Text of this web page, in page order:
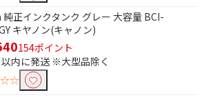
正インクタンク グレー 大容量 BCI-
キヤノン(キャノン)
154ポイント
内に発送 ※大型品除く
リントで絞り込む
絞り込む